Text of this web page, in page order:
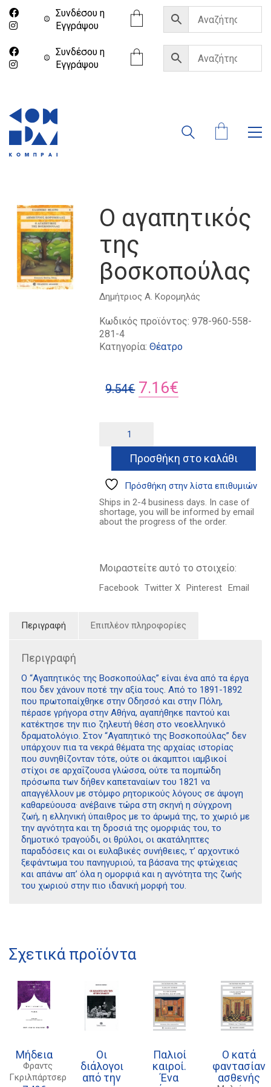
Συνδέσου η
Eγγράψου
Συνδέσου η
Eγγράψου
Ο αγαπητικός
της
βοσκοπούλας
Δημήτριος Α. Κορομηλάς
Κωδικός προϊόντος:978-960-558-
281-4
Κατηγορία:Θέατρο
9.54€ Original
9.54€.
7.16€
είναι:
7.16€.
αγαπητικός
της
βοσκοπούλας
ποσότητα
Προσθήκη στο καλάθι
Πρόσθήκη στην λίστα επιθυμιών
Ships in 2-4 business days. In case of
shortage, you will be informed by email
about the progress of the order.
Μοιραστείτε αυτό το στοιχείο:
Facebook Twitter X Pinterest Email
Περιγραφή Επιπλέον πληροφορίες
Περιγραφή
Ο “Αγαπητικός της Βοσκοπούλας” είναι ένα από τα έργα
που δεν χάνουν ποτέ την αξία τους. Από το 1891-1892
που πρωτοπαίχθηκε στην Οδησσό και στην Πόλη,
πέρασε γρήγορα στην Αθήνα, αγαπήθηκε παντού και
κατέκτησε την πιο ζηλευτή θέση στο νεοελληνικό
δραματολόγιο. Στον “Αγαπητικό της Βοσκοπούλας” δεν
υπάρχουν πια τα νεκρά θέματα της αρχαίας ιστορίας
που συνηθίζονταν τότε, ούτε οι άκαμπτοι ιαμβικοί
στίχοι σε αρχαΐζουσα γλώσσα, ούτε τα πομπώδη
πρόσωπα των δήθεν καπεταναίων του 1821 να
απαγγέλλουν με στόμφο ρητορικούς λόγους σε άψογη
καθαρεύουσα· ανέβαινε τώρα στη σκηνή η σύγχρονη
ζωή, η ελληνική ύπαιθρος με το άρωμά της, το χωριό με
την αγνότητα και τη δροσιά της ομορφιάς του, το
δημοτικό τραγούδι, οι θρύλοι, οι ακατάληπτες
παραδόσεις και οι ευλαβικές συνήθειες, τ’ αρχοντικό
ξεφάντωμα του πανηγυριού, τα βάσανα της φτώχειας
και απάνω απ’ όλα η ομορφιά και η αγνότητα της ζωής
του χωριού στην πιο ιδανική μορφή του.
Σχετικά προϊόντα
Μήδεια
Φραντς
Γκριλπάρτσερ
Οι
διάλογοι
από την
Παλιοί
καιροί.
Ένα
Ο κατά
φαντασίαν
ασθενής
21 1750 8340
kombrai.bs@gmail.com
Πολιτική προστασίας δεδομένων
Τρόποι Πληρωμής
Όροι χρήσης